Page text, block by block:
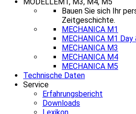
Bauen Sie sich Ihr
Zeitgeschichte.
MECHANICA M1
MECHANICA M1 Day
MECHANICA M3
MECHANICA M4
MECHANICA M5
Technische Daten
Service
Erfahrungsbericht
Downloads